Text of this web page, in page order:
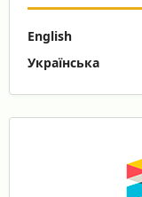
English
Українська